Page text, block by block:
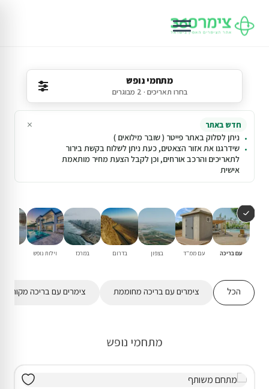
מתחמי נופש
בחרו תאריכים · 2 מבוגרים
חדש באתר
ניתן לסלוק באתר פייטר ( שובר מילואים )
שידרגנו את אזור הצאטים, כעת ניתן לשלוח בקשת בירור
לתאריכים והרכב אורחים, וכן לקבל הצעת מחיר מותאמת
אישית
×
עם בריכה עם ממ"ד בצפון בדרום במרכז וילות נופש
הכל צימרים עם בריכה מחוממת צימרים עם בריכה מקורה
מתחמי נופש